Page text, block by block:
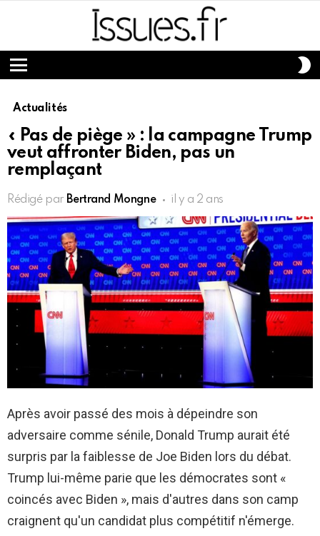
Menu
Actualités
« Pas de piège » : la campagne Trump
veut affronter Biden, pas un
remplaçant
Rédigé par Bertrand Mongne il y a 2 ans
Après avoir passé des mois à dépeindre son
adversaire comme sénile, Donald Trump aurait été
surpris par la faiblesse de Joe Biden lors du débat.
Trump lui-même parie que les démocrates sont «
coincés avec Biden », mais d'autres dans son camp
craignent qu'un candidat plus compétitif n'émerge.